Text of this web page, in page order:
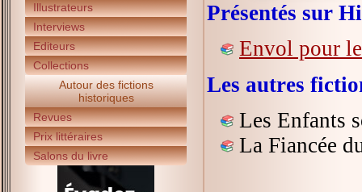
Illustrateurs
Interviews
Editeurs
Collections
Autour des fictions
historiques
Revues
Prix littéraires
Salons du livre
Présentés sur
Envol pour
Les autres
Les Enfants
La Fiancée